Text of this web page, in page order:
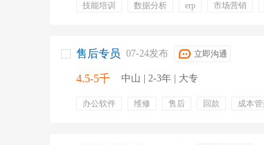
技能培训 数据分析 erp 市场营销
售后专员 07-24发布 立即沟通
4.5-5千 中山 | 2-3年 | 大专
办公软件 维修 售后 回款 成本